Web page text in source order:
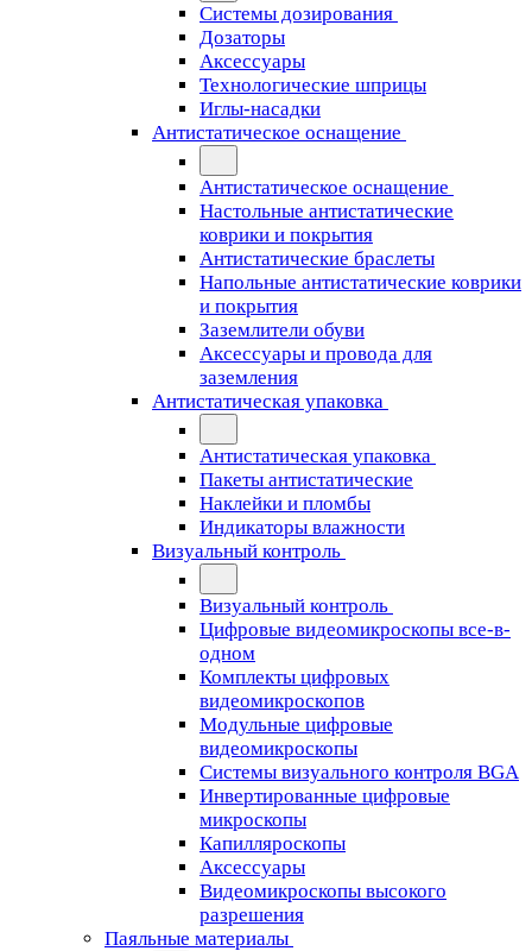
Системы дозирования
Дозаторы
Аксессуары
Технологические шприцы
Иглы-насадки
Антистатическое оснащение
Антистатическое оснащение
Настольные антистатические
коврики и покрытия
Антистатические браслеты
Напольные антистатические коврики
и покрытия
Заземлители обуви
Аксессуары и провода для
заземления
Антистатическая упаковка
Антистатическая упаковка
Пакеты антистатические
Наклейки и пломбы
Индикаторы влажности
Визуальный контроль
Визуальный контроль
Цифровые видеомикроскопы все-в-
одном
Комплекты цифровых
видеомикроскопов
Модульные цифровые
видеомикроскопы
Cистемы визуального контроля BGA
Инвертированные цифровые
микроскопы
Капилляроскопы
Аксессуары
Видеомикроскопы высокого
разрешения
Паяльные материалы